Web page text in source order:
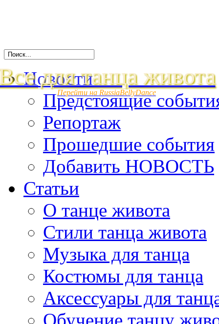
для танца живота
Перейти на RussiaBellyDance
Новости
Предстоящие
Репортаж
Прошедшие события
Добавить НОВОСТЬ
Статьи
О танце живота
Стили танца живота
Музыка для танца
Костюмы для танца
Аксессуары для